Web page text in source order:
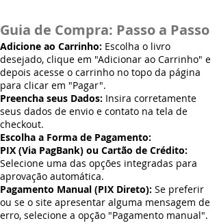
Guia de Compra: Passo a Passo
Adicione ao Carrinho: Escolha o livro
desejado, clique em "Adicionar ao Carrinho" e
depois acesse o carrinho no topo da página
para clicar em "Pagar".
Preencha seus Dados: Insira corretamente
seus dados de envio e contato na tela de
checkout.
Escolha a Forma de Pagamento:
PIX (Via PagBank) ou Cartão de Crédito:
Selecione uma das opções integradas para
aprovação automática.
Pagamento Manual (PIX Direto): Se preferir
ou se o site apresentar alguma mensagem de
erro, selecione a opção "Pagamento manual".